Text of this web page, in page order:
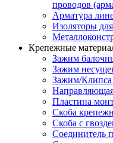
проводов
Арматура
Изоляторы
Крепежные
Зажим
Зажим
Зажим/Клипса
Пластина
Скоба
Скоба с
Соединитель